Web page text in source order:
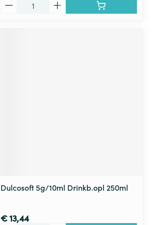
Dulcosoft 5g/10ml Drinkb.opl 250ml
€ 13,44